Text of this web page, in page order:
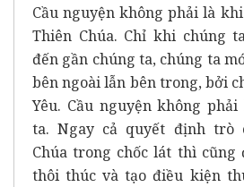
Cầu nguyện không phải là
Thiên Chúa. Chỉ khi chúng
đến gần chúng ta, chúng ta
bên ngoài lẫn bên trong, bởi
Yêu. Cầu nguyện không
ta. Ngay cả quyết định trò
Chúa trong chốc lát thì
thôi thúc và tạo điều kiện